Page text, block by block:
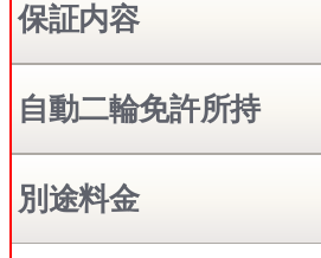
保証内容
自動二輪免許所持
別途料金